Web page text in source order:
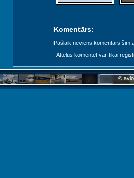
Komentārs:
Pašlaik neviens komentārs šim
Attēlus komentēt var tikai
©